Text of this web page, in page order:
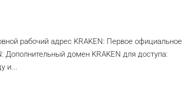
рабочий адрес KRAKEN: Первое официальное
Дополнительный домен KRAKEN для доступа:
и...